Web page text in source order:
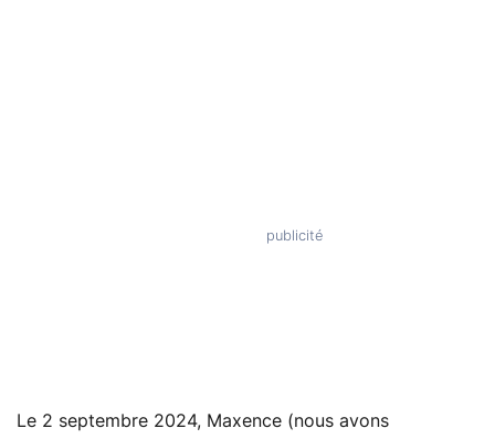
Le 2 septembre 2024, Maxence (nous avons